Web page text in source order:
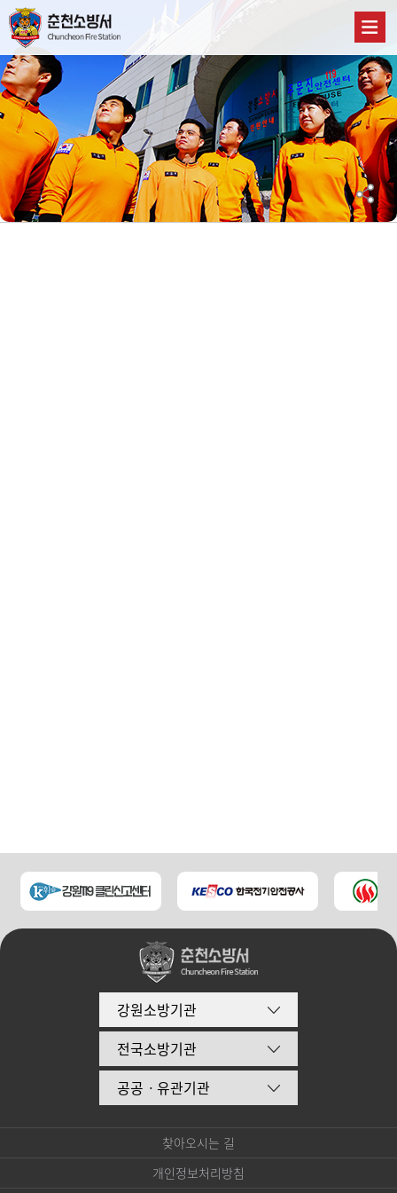
강원소방기관
전국소방기관
공공ㆍ유관기관
찾아오시는 길
개인정보처리방침